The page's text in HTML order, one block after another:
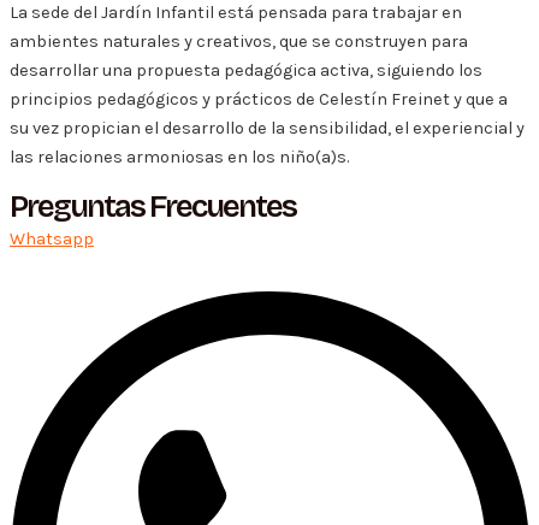
La sede del Jardín Infantil está pensada para trabajar en
ambientes naturales y creativos, que se construyen para
desarrollar una propuesta pedagógica activa, siguiendo los
principios pedagógicos y prácticos de Celestín Freinet y que a
su vez propician el desarrollo de la sensibilidad, el experiencial y
las relaciones armoniosas en los niño(a)s.
Preguntas Frecuentes
Whatsapp